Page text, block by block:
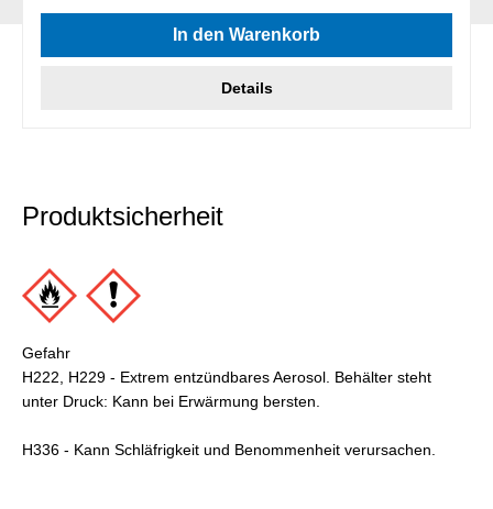
Durchschnittliche Bewertung von 5 von 5 Sternen
In den Warenkorb
Details
Produktsicherheit
Gefahr
H222, H229 - Extrem entzündbares Aerosol. Behälter steht
unter Druck: Kann bei Erwärmung bersten.
H336 - Kann Schläfrigkeit und Benommenheit verursachen.